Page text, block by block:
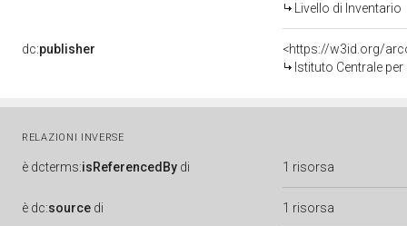
Livello di Inventario
dc:publisher
<https://w3id.org/
Istituto Centrale
RELAZIONI INVERSE
è dcterms:isReferencedBy di 1 risorsa
è dc:source di 1 risorsa